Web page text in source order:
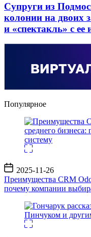
Супруги из
колонии на двоих
и «спектакль» с ее
Популярное
Дата
записи
2025-11-26
Преимущества CRM
почему компании